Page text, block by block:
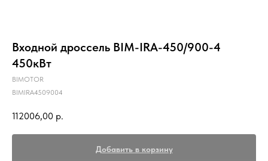
Входной дроссель BIM-IRA-450/900-4
450кВт
BIMOTOR
BIMIRA4509004
112006,00 р.
Добавить в корзину